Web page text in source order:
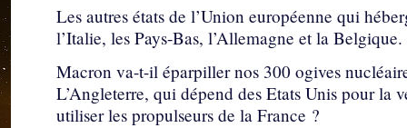
Les autres états de l’Union européenne qui
l’Italie, les Pays-Bas, l’Allemagne et la Belgique.
Macron va-t-il éparpiller nos 300 ogives
L’Angleterre, qui dépend des Etats Unis pour la
utiliser les propulseurs de la France ?